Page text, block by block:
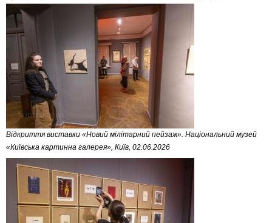
Відкриття виставки «Новий мілітарний пейзаж». Національний музей
«Київська картинна галерея», Київ, 02.06.2026